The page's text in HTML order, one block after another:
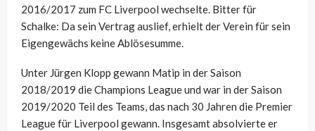
2016/2017 zum FC Liverpool wechselte. Bitter für
Schalke: Da sein Vertrag auslief, erhielt der Verein für sein
Eigengewächs keine Ablösesumme.
Unter Jürgen Klopp gewann Matip in der Saison
2018/2019 die Champions League und war in der Saison
2019/2020 Teil des Teams, das nach 30 Jahren die Premier
League für Liverpool gewann. Insgesamt absolvierte er